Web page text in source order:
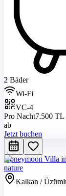
2 Bäder
Wi-Fi
VC-4
Pro Nacht7.500
ab
Jetzt buchen
Honeymoon Villa
nature
Kalkan /